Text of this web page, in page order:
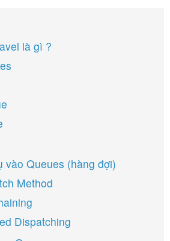
là gì ?
Queues (hàng đợi)
Method
Dispatching